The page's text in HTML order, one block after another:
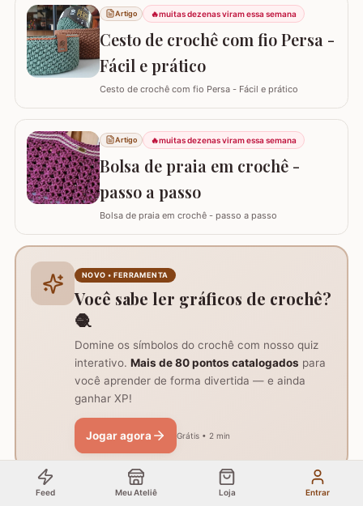
pelas minhas peças?". Eu sei que muitas vezes o medo
de cobrar o valor justo e não vender fala mais alto, mas
hoje eu quero te ajudar a mudar…
Artigo 🔥muitas dezenas viram essa semana
Cesto de crochê com fio Persa -
Fácil e prático
Cesto de crochê com fio Persa - Fácil e prático
Artigo 🔥muitas dezenas viram essa semana
Bolsa de praia em crochê -
passo a passo
Bolsa de praia em crochê - passo a passo
NOVO • FERRAMENTA
Você sabe ler gráficos de crochê?
🧶
Domine os símbolos do crochê com nosso quiz
interativo. Mais de 80 pontos catalogados para
você aprender de forma divertida — e ainda
ganhar XP!
Jogar agora Grátis • 2 min
Artigo 🔥 muitas dezenas viram essa semana
Feed Meu Ateliê Loja Entrar